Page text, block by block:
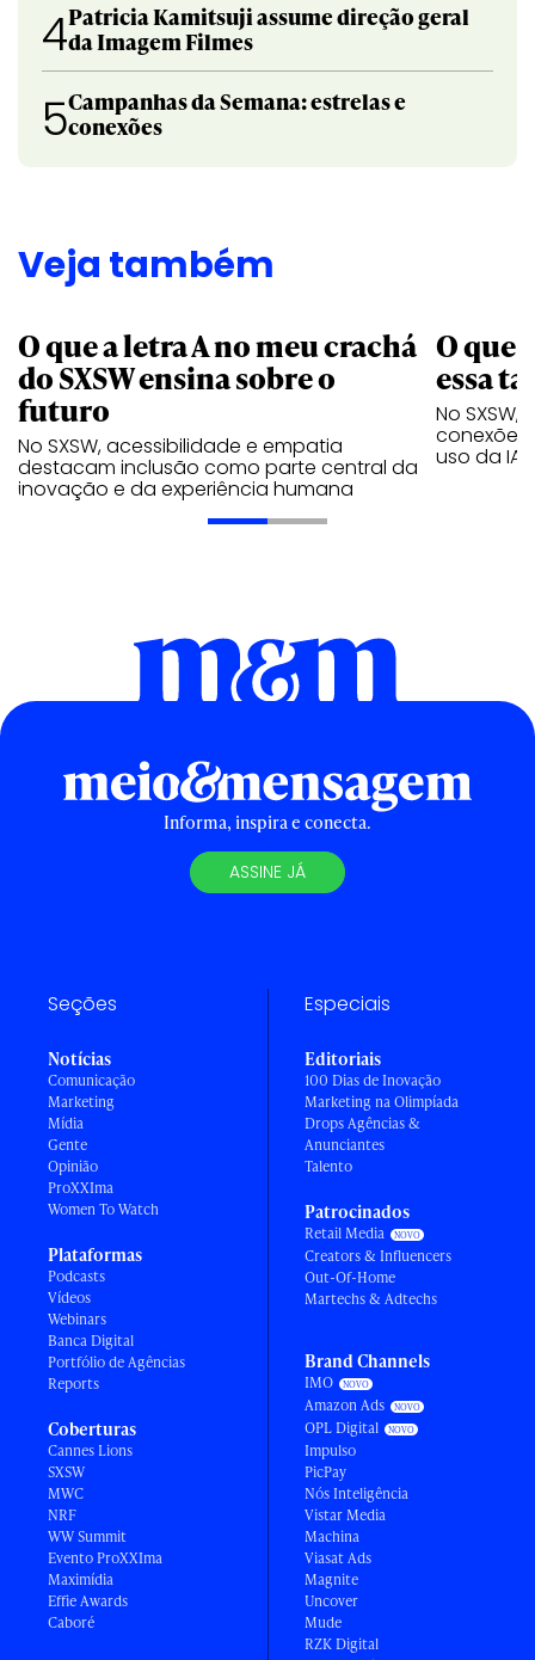
4Patricia Kamitsuji assume direção geral
da Imagem Filmes
5Campanhas da Semana: estrelas e
conexões
Veja também
O que a letra A no meu crachá
do SXSW ensina sobre o
futuro
No SXSW, acessibilidade e empatia
destacam inclusão como parte central da
inovação e da experiência humana
O que
essa
No
conexões
uso da IA
Informa, inspira e conecta.
ASSINE JÁ
Seções
Notícias
Comunicação
Marketing
Mídia
Gente
Opinião
ProXXIma
Women To Watch
Plataformas
Podcasts
Vídeos
Webinars
Banca Digital
Portfólio de Agências
Reports
Coberturas
Cannes Lions
SXSW
MWC
NRF
WW Summit
Evento ProXXIma
Maximídia
Effie Awards
Caboré
Especiais
Editoriais
100 Dias de Inovação
Marketing na Olimpíada
Drops Agências &
Anunciantes
Talento
Patrocinados
Retail Media
Creators & Influencers
Out-Of-Home
Martechs & Adtechs
Brand Channels
IMO
Amazon Ads
OPL Digital
Impulso
PicPay
Nós Inteligência
Vistar Media
Machina
Viasat Ads
Magnite
Uncover
Mude
RZK Digital